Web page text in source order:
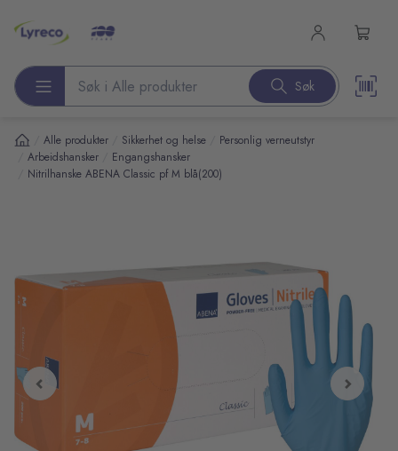
Søk etter produkter Søk
Alle produkter Sikkerhet og helse Personlig verneutstyr
Arbeidshansker Engangshansker
Nitrilhanske ABENA Classic pf M blå(200)